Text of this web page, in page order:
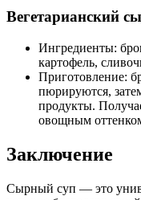
Вегетарианский
Ингредиенты:
картофель,
Приготовление:
пюрируются,
продукты.
овощным
Заключение
Сырный суп — это